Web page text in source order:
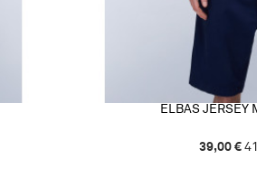
ELBAS JERSEY
39,00 € 41